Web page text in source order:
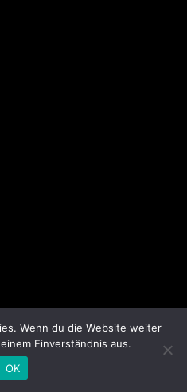
Wenn du die Website weiter
Einverständnis aus.
OK